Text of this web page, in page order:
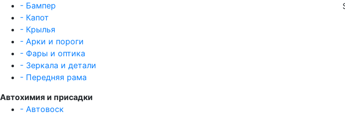
- Бампер
- Капот
- Крылья
- Арки и пороги
- Фары и оптика
- Зеркала и детали
- Передняя рама
Автохимия и присадки
- Автовоск